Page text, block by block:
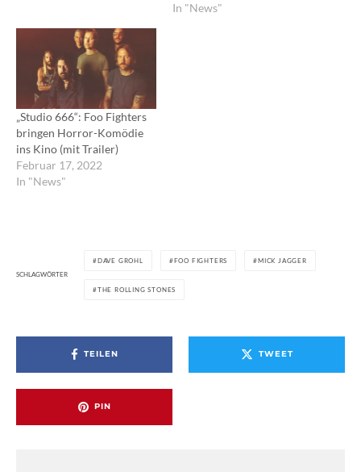
In "News"
„Studio 666“: Foo Fighters
bringen Horror-Komödie
ins Kino (mit Trailer)
Februar 17, 2022
In "News"
SCHLAGWÖRTER
DAVE GROHL FOO FIGHTERS MICK JAGGER
THE ROLLING STONES
TEILEN TWEET
PIN